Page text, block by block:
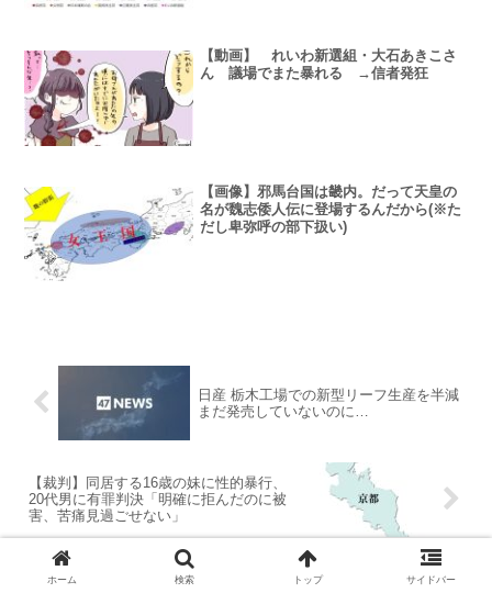
【動画】 れいわ新選組・大石あきこさ
ん 議場でまた暴れる →信者発狂
【画像】邪馬台国は畿内。だって天皇の
名が魏志倭人伝に登場するんだから(※た
だし卑弥呼の部下扱い)
日産 栃木工場での新型リーフ生産を半減
まだ発売していないのに…
【裁判】同居する16歳の妹に性的暴行、
20代男に有罪判決「明確に拒んだのに被
害、苦痛見過ごせない」
ホーム 検索 トップ サイドバー